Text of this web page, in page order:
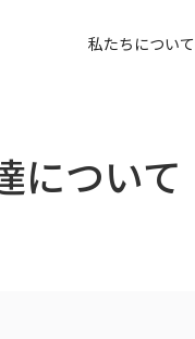
私たちについて
について